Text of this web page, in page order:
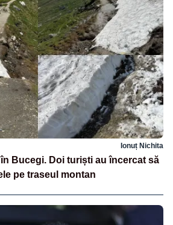
Ionuț Nichita
Bucegi. Doi turiști au încercat să
pe traseul montan